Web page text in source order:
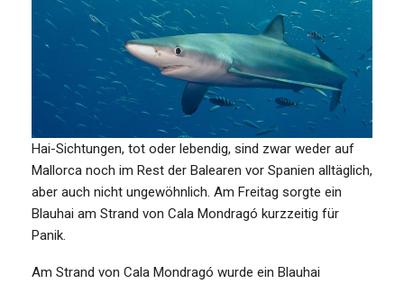
Hai-Sichtungen, tot oder lebendig, sind zwar weder auf
Mallorca noch im Rest der Balearen vor Spanien alltäglich,
aber auch nicht ungewöhnlich. Am Freitag sorgte ein
Blauhai am Strand von Cala Mondragó kurzzeitig für
Panik.
Am Strand von Cala Mondragó wurde ein Blauhai